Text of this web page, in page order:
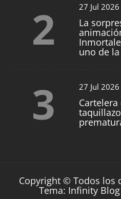
2 27 Jul 2026
La
uno de
3 27 Jul 2026
Copyright © Todos los
Tema: Infinity